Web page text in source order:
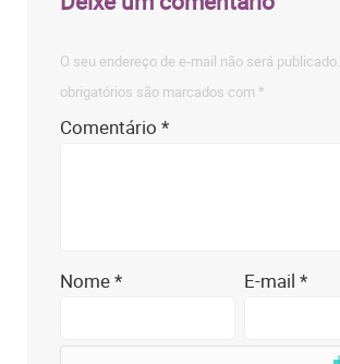
O seu endereço de e-mail não será publicado.
obrigatórios são marcados com *
Comentário*
Nome* E-mail *